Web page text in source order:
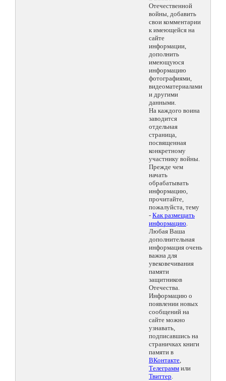
Отечественной
войны, добавить
свои комментарии
к имеющейся на
сайте
информации,
дополнить
имеющуюся
информацию
фотографиями,
видеоматериалами
и другими
данными.
На каждого воина
заводится
отдельная
страница,
посвященная
конкретному
участнику войны.
Прежде чем
начать
обрабатывать
информацию,
прочитайте,
пожалуйста, тему
- Как размещать
информацию.
Любая Ваша
дополнительная
информация очень
важна для
увековечивания
памяти
защитников
Отечества.
Информацию о
появлении новых
сообщений на
сайте можно
узнавать,
подписавшись на
страничках книги
памяти в
ВКонтакте,
Телеграмм или
Твиттер.